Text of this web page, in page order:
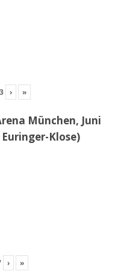
› »
München, Juni
Klose)
› »